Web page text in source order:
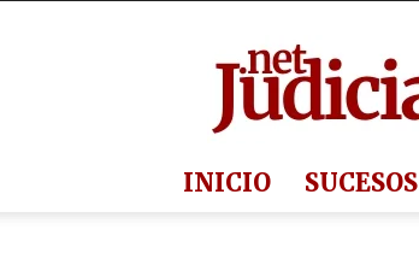
INICIO SUCESOS